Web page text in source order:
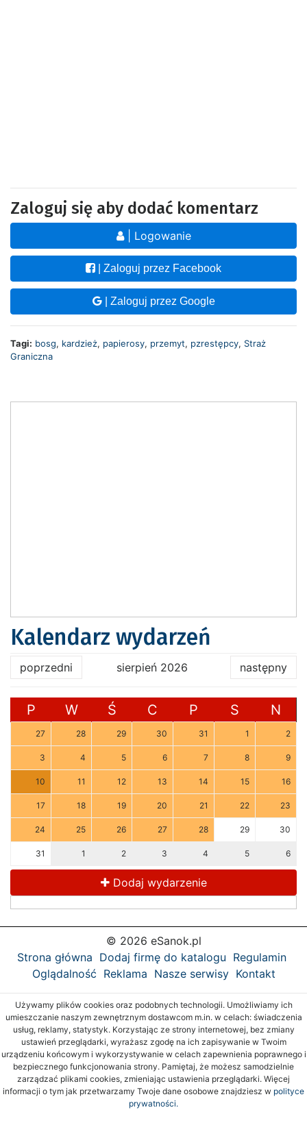
Zaloguj się aby dodać komentarz
| Logowanie
| Zaloguj przez Facebook
| Zaloguj przez Google
Tagi: bosg, kardzież, papierosy, przemyt, pzrestępcy, Straż
Graniczna
Kalendarz wydarzeń
poprzedni sierpień 2026 następny
P W Ś C P S N
27 28 29 30 31 1 2
3 4 5 6 7 8 9
10 11 12 13 14 15 16
17 18 19 20 21 22 23
24 25 26 27 28 29 30
31 1 2 3 4 5 6
Dodaj wydarzenie
© 2026 eSanok.pl
Strona główna Dodaj firmę do katalogu Regulamin
Oglądalność Reklama Nasze serwisy Kontakt
Używamy plików cookies oraz podobnych technologii. Umożliwiamy ich
umieszczanie naszym zewnętrznym dostawcom m.in. w celach: świadczenia
usług, reklamy, statystyk. Korzystając ze strony internetowej, bez zmiany
ustawień przeglądarki, wyrażasz zgodę na ich zapisywanie w Twoim
urządzeniu końcowym i wykorzystywanie w celach zapewnienia poprawnego i
bezpiecznego funkcjonowania strony. Pamiętaj, że możesz samodzielnie
zarządzać plikami cookies, zmieniając ustawienia przeglądarki. Więcej
informacji o tym jak przetwarzamy Twoje dane osobowe znajdziesz w polityce
prywatności.